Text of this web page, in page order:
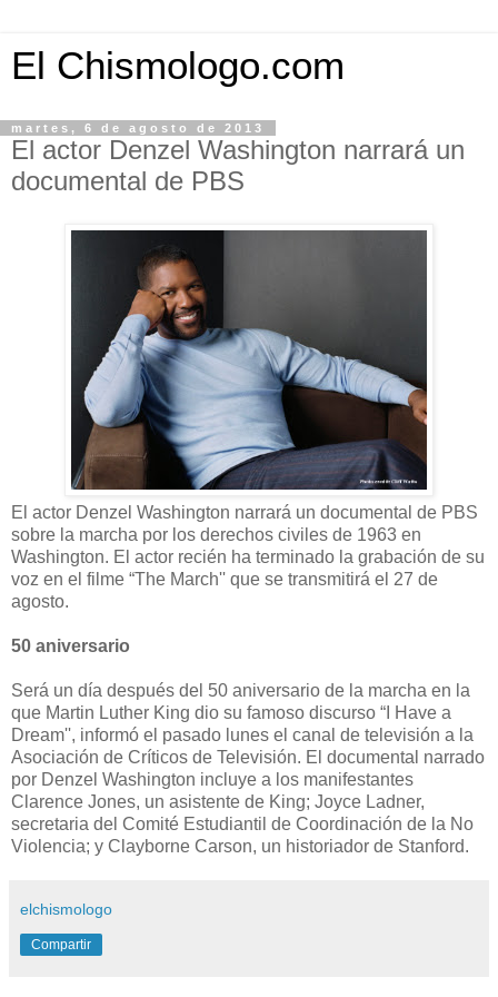
El Chismologo.com
martes, 6 de agosto de 2013
El actor Denzel Washington narrará un
documental de PBS
El actor Denzel Washington narrará un documental de PBS
sobre la marcha por los derechos civiles de 1963 en
Washington. El actor recién ha terminado la grabación de su
voz en el filme “The March'' que se transmitirá el 27 de
agosto.
50 aniversario
Será un día después del 50 aniversario de la marcha en la
que Martin Luther King dio su famoso discurso “I Have a
Dream'', informó el pasado lunes el canal de televisión a la
Asociación de Críticos de Televisión. El documental narrado
por Denzel Washington incluye a los manifestantes
Clarence Jones, un asistente de King; Joyce Ladner,
secretaria del Comité Estudiantil de Coordinación de la No
Violencia; y Clayborne Carson, un historiador de Stanford.
elchismologo
Compartir